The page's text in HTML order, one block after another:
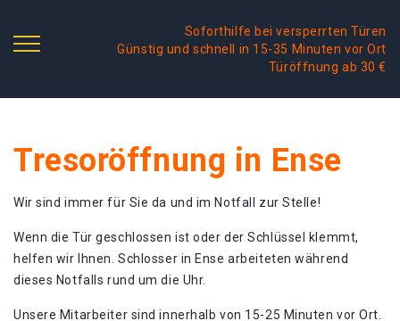
Soforthilfe bei versperrten Türen
Günstig und schnell in 15-35 Minuten vor Ort
Türöffnung ab 30 €
Tresoröffnung in Ense
Wir sind immer für Sie da und im Notfall zur Stelle!
Wenn die Tür geschlossen ist oder der Schlüssel klemmt,
helfen wir Ihnen. Schlosser in Ense arbeiteten während
dieses Notfalls rund um die Uhr.
Unsere Mitarbeiter sind innerhalb von 15-25 Minuten vor Ort.